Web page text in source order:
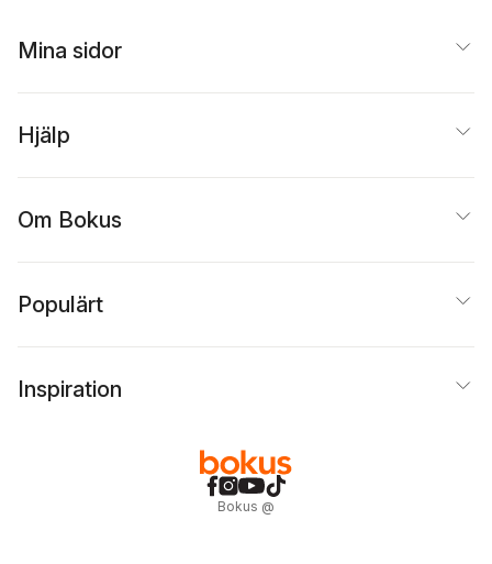
Mina sidor
Hjälp
Om Bokus
Populärt
Inspiration
Bokus @